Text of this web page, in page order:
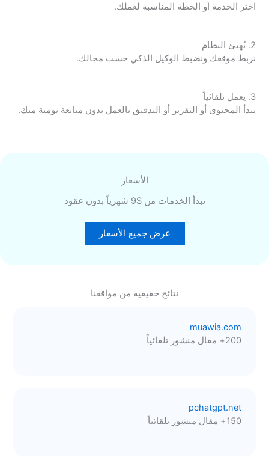
اختر الخدمة أو الخطة المناسبة لعملك.
2. نُهيئ النظام
نربط موقعك ونضبط الوكيل الذكي حسب مجالك.
3. يعمل تلقائياً
يبدأ المحتوى أو التقرير أو التدقيق بالعمل بدون متابعة يومية منك.
الأسعار
تبدأ الخدمات من $9 شهرياً بدون عقود
عرض جميع الأسعار
نتائج حقيقية من مواقعنا
muawia.com
200+ مقال منشور تلقائياً
pchatgpt.net
150+ مقال منشور تلقائياً